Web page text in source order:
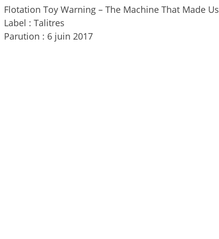
Flotation Toy Warning – The Machine That Made Us
Label : Talitres
Parution : 6 juin 2017